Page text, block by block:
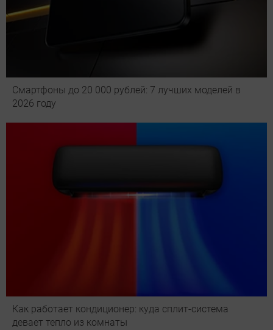
Смартфоны до 20 000 рублей: 7 лучших моделей в
2026 году
Как работает кондиционер: куда сплит-система
девает тепло из комнаты